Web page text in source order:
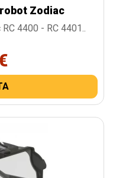
Zodiac
4400 - RC 4401..